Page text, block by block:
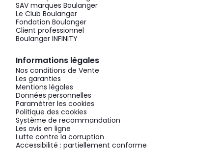
SAV marques Boulanger
Le Club Boulanger
Fondation Boulanger
Client professionnel
Boulanger INFINITY
Informations légales
Nos conditions de Vente
Les garanties
Mentions légales
Données personnelles
Paramétrer les cookies
Politique des cookies
Système de recommandation
Les avis en ligne
Lutte contre la corruption
Accessibilité : partiellement conforme